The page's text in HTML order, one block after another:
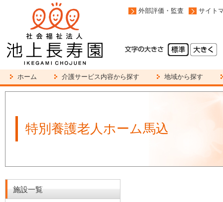
外部評価・監査 サイト
ホーム 介護サービス内容から探す 地域から探す
特別養護老人ホーム馬込
施設一覧